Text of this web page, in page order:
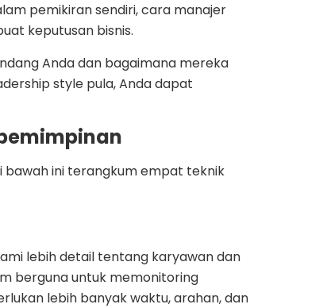
pemikiran sendiri, cara manajer
keputusan bisnis.
Anda dan bagaimana mereka
style pula, Anda dapat
bawah ini terangkum empat teknik
lebih detail tentang karyawan dan
berguna untuk memonitoring
lebih banyak waktu, arahan, dan